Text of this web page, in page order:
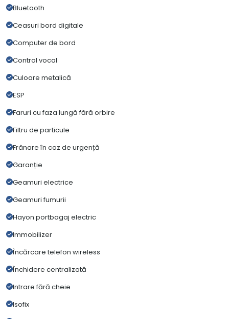
Bluetooth
Ceasuri bord digitale
Computer de bord
Control vocal
Culoare metalică
ESP
Faruri cu faza lungă fără orbire
Filtru de particule
Frânare în caz de urgență
Garanție
Geamuri electrice
Geamuri fumurii
Hayon portbagaj electric
Immobilizer
Încărcare telefon wireless
Închidere centralizată
Intrare fără cheie
Isofix